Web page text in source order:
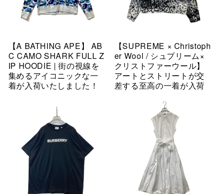
【A BATHING APE】 AB
C CAMO SHARK FULL Z
IP HOODIE | 街の視線を
集めるアイコニックな一
着が入荷いたしました！
【SUPREME × Christoph
er Wool / シュプリーム×
クリストファーウール】
アートとストリートが交
差する至高の一着が入荷